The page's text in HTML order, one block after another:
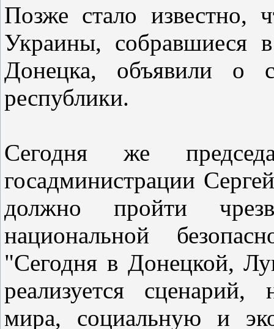
Позже стало известно,
Украины, собравшиеся
Донецка, объявили о
республики.
Сегодня же
госадминистрации
должно пройти
национальной
"Сегодня в Донецкой,
реализуется
мира, социальную и